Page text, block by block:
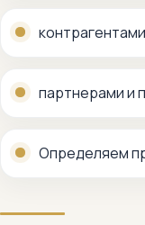
контрагентами
партнерами и
Определяем